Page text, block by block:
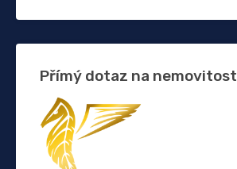
Přímý dotaz na nemovitost